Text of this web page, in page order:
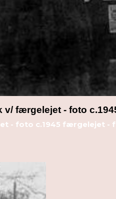
v/ færgelejet - foto
- foto c.1945 færgelejet -